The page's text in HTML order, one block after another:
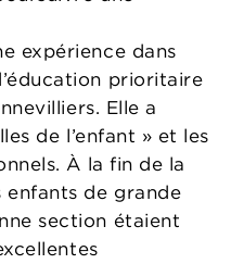
expérience dans
prioritaire
Elle a
de l’enfant » et les
À la fin de la
enfants de grande
section étaient